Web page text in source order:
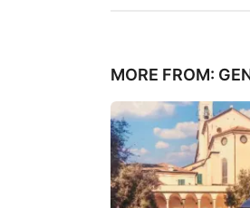
o
n
MORE FROM: